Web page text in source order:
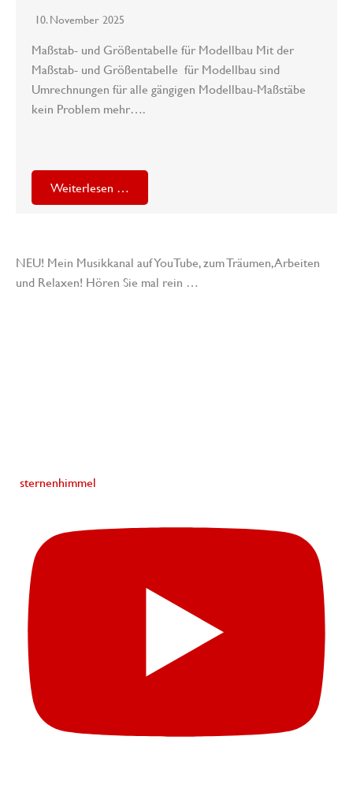
10. November 2025
Maßstab- und Größentabelle für Modellbau Mit der
Maßstab- und Größentabelle für Modellbau sind
Umrechnungen für alle gängigen Modellbau-Maßstäbe
kein Problem mehr….
Weiterlesen …
NEU! Mein Musikkanal auf YouTube, zum Träumen, Arbeiten
und Relaxen! Hören Sie mal rein …
sternenhimmel